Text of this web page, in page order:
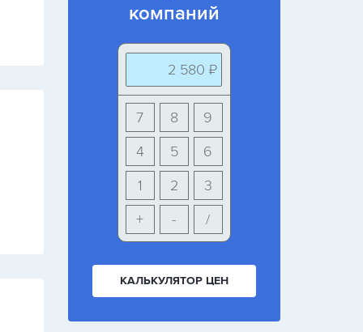
компаний
2 580 ₽
9
8
7
6
5
4
3
2
1
+
- /
КАЛЬКУЛЯТОР ЦЕН